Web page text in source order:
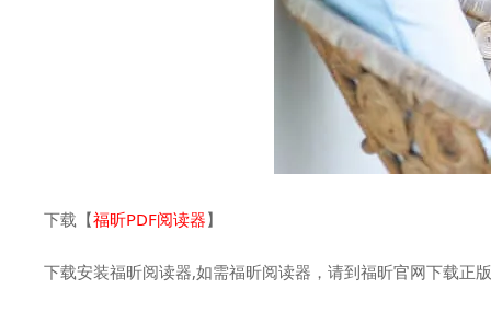
下载【福昕PDF阅读器】
下载安装福昕阅读器,如需福昕阅读器，请到福昕官网下载正